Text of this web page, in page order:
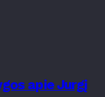
apie Jurgį